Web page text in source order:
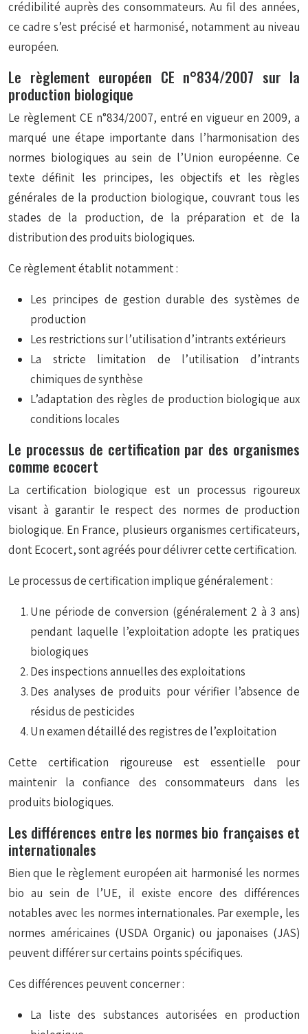
crédibilité auprès des consommateurs. Au fil des années,
ce cadre s’est précisé et harmonisé, notamment au niveau
européen.
Le règlement européen CE n°834/2007 sur la
production biologique
Le règlement CE n°834/2007, entré en vigueur en 2009, a
marqué une étape importante dans l’harmonisation des
normes biologiques au sein de l’Union européenne. Ce
texte définit les principes, les objectifs et les règles
générales de la production biologique, couvrant tous les
stades de la production, de la préparation et de la
distribution des produits biologiques.
Ce règlement établit notamment :
Les principes de gestion durable des systèmes de
production
Les restrictions sur l’utilisation d’intrants extérieurs
La stricte limitation de l’utilisation d’intrants
chimiques de synthèse
L’adaptation des règles de production biologique aux
conditions locales
Le processus de certification par des organismes
comme ecocert
La certification biologique est un processus rigoureux
visant à garantir le respect des normes de production
biologique. En France, plusieurs organismes certificateurs,
dont Ecocert, sont agréés pour délivrer cette certification.
Le processus de certification implique généralement :
Une période de conversion (généralement 2 à 3 ans)
pendant laquelle l’exploitation adopte les pratiques
biologiques
Des inspections annuelles des exploitations
Des analyses de produits pour vérifier l’absence de
résidus de pesticides
Un examen détaillé des registres de l’exploitation
Cette certification rigoureuse est essentielle pour
maintenir la confiance des consommateurs dans les
produits biologiques.
Les différences entre les normes bio françaises et
internationales
Bien que le règlement européen ait harmonisé les normes
bio au sein de l’UE, il existe encore des différences
notables avec les normes internationales. Par exemple, les
normes américaines (USDA Organic) ou japonaises (JAS)
peuvent différer sur certains points spécifiques.
Ces différences peuvent concerner :
La liste des substances autorisées en production